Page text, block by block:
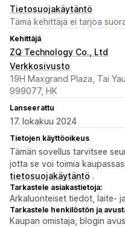
Tietosuojakäytäntö
Tämä kehittäjä ei tarjoa
Kehittäjä
ZQ Technology Co., Ltd
Verkkosivusto
19H Maxgrand Plaza, Tai
999077, HK
Lanseerattu
17. lokakuu 2024
Tietojen käyttöoikeus
Tämän sovellus tarvitsee
jotta se voi toimia
tietosuojakäytäntö .
Tarkastele asiakastietoja:
Arkaluonteiset tiedot, laite-
Tarkastele henkilöstön ja
Kaupan omistaja, blogin